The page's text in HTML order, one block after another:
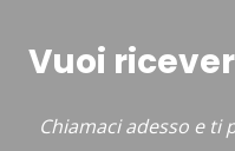
Vuoi
Chiamaci adesso e